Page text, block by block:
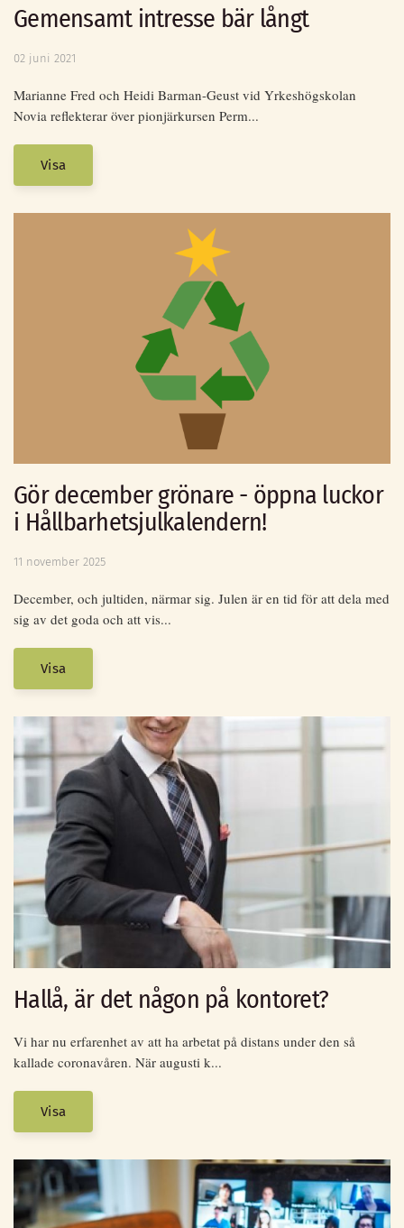
Gemensamt intresse bär långt
02 juni 2021
Marianne Fred och Heidi Barman-Geust vid Yrkeshögskolan
Novia reflekterar över pionjärkursen Perm...
Visa
Gör december grönare - öppna luckor
i Hållbarhetsjulkalendern!
11 november 2025
December, och jultiden, närmar sig. Julen är en tid för att dela med
sig av det goda och att vis...
Visa
Hallå, är det någon på kontoret?
Vi har nu erfarenhet av att ha arbetat på distans under den så
kallade coronavåren. När augusti k...
Visa